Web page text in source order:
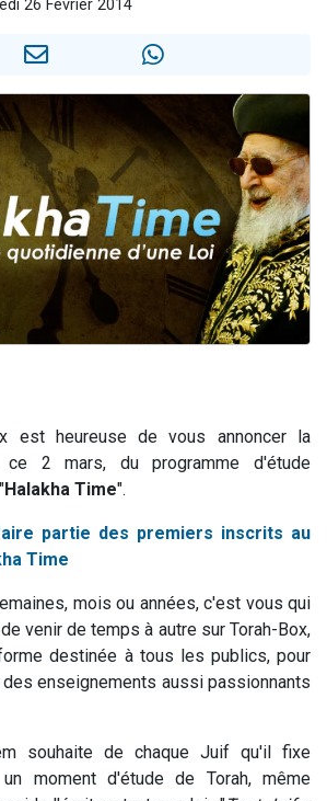
3 personnes viennent de faire un don pour Diane, 80 ans, dans un appartement insalubre
5 personnes viennent de faire un don pour Reloger Rivka, 6 enfants, victime de violences...
26 Février 2014
est heureuse de vous annoncer la
ce 2 mars, du programme d'étude
Halakha Time".
partie des premiers inscrits au
Time
mois ou années, c'est vous qui
venir de temps à autre sur Torah-Box,
destinée à tous les publics, pour
enseignements aussi passionnants
souhaite de chaque Juif qu'il fixe
un moment d'étude de Torah, même